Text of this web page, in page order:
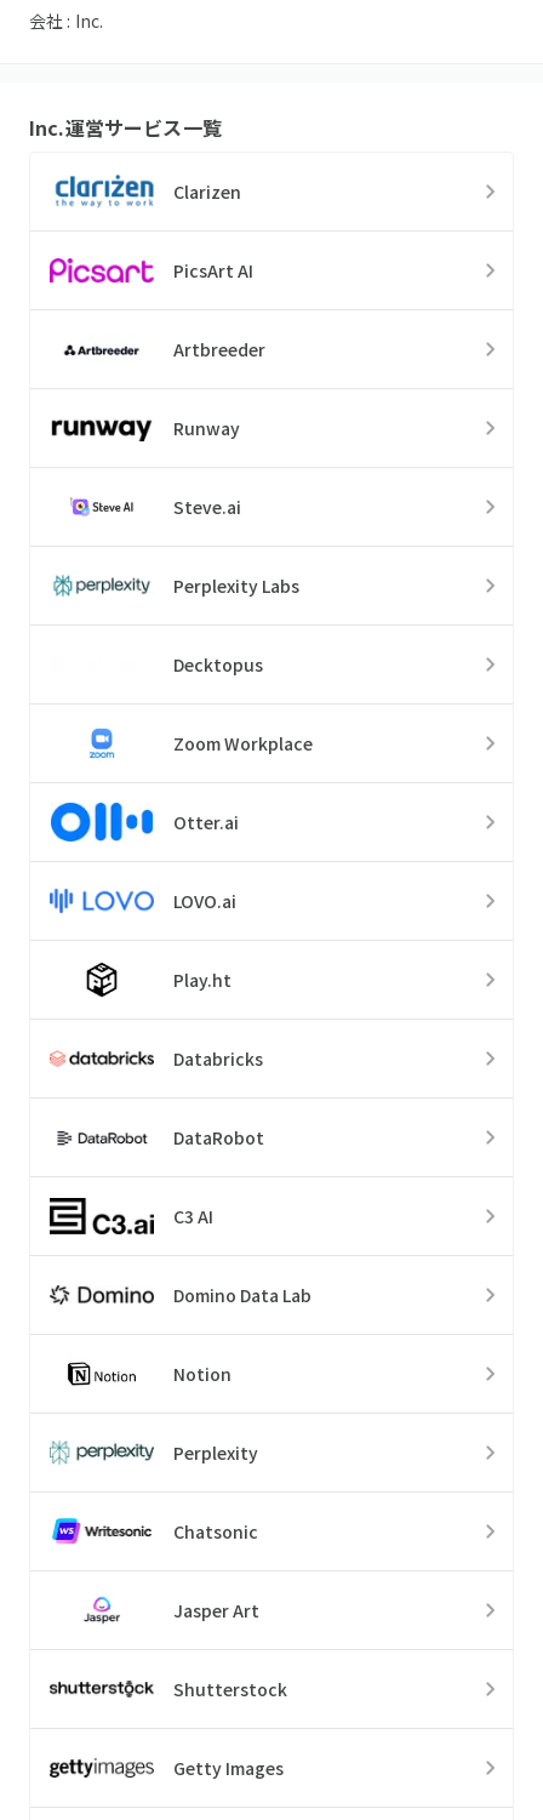
会社 : Inc.
Inc.運営サービス一覧
Clarizen
PicsArt AI
Artbreeder
Runway
Steve.ai
Perplexity Labs
Decktopus
Zoom Workplace
Otter.ai
LOVO.ai
Play.ht
Databricks
DataRobot
C3 AI
Domino Data Lab
Notion
Perplexity
Chatsonic
Jasper Art
Shutterstock
Getty Images